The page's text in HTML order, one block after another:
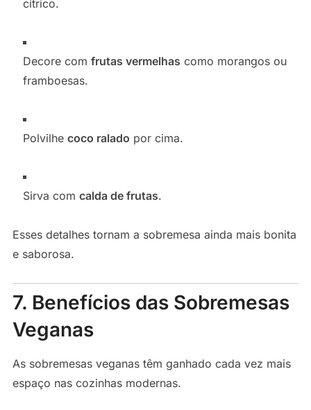
cítrico.
Decore com frutas vermelhas como morangos ou
framboesas.
Polvilhe coco ralado por cima.
Sirva com calda de frutas.
Esses detalhes tornam a sobremesa ainda mais bonita
e saborosa.
7. Benefícios das Sobremesas
Veganas
As sobremesas veganas têm ganhado cada vez mais
espaço nas cozinhas modernas.